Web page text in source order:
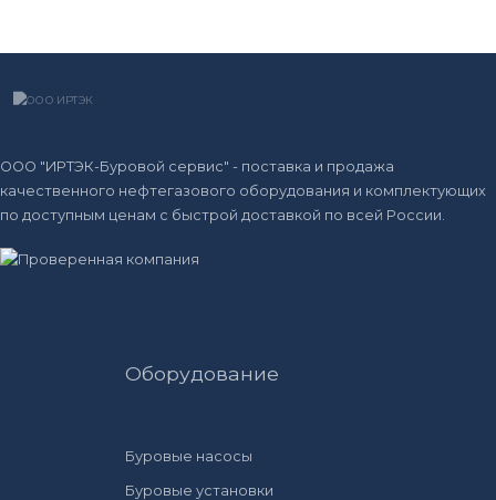
ООО "ИРТЭК-Буровой сервис" - поставка и продажа
качественного нефтегазового оборудования и комплектующих
по доступным ценам с быстрой доставкой по всей России.
Оборудование
Буровые насосы
Буровые установки